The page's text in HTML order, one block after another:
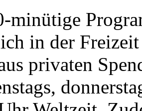
minütige
in der
privaten